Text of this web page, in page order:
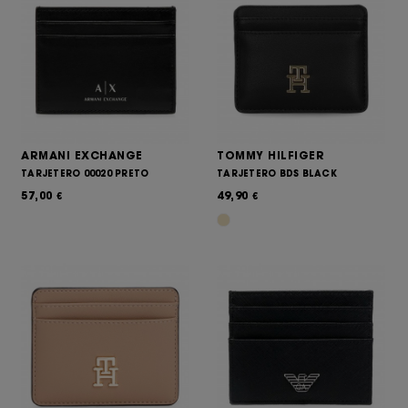
ARMANI EXCHANGE
TARJETERO 00020 PRETO
57,00 €
TOMMY HILFIGER
TARJETERO BDS BLACK
49,90 €